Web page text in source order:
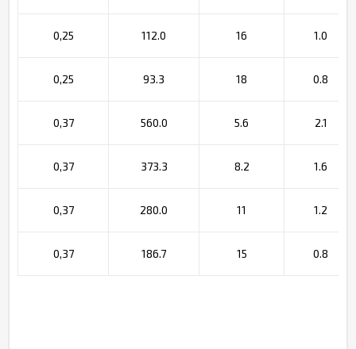
0,25 112.0 16 1.0
0,25 93.3 18 0.8
0,37 560.0 5.6 2.1
0,37 373.3 8.2 1.6
0,37 280.0 11 1.2
0,37 186.7 15 0.8